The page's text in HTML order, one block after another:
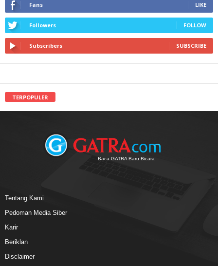
Fans LIKE
Followers FOLLOW
Subscribers SUBSCRIBE
TERPOPULER
Baca GATRA Baru Bicara
Tentang Kami
Pedoman Media Siber
Karir
Beriklan
Disclaimer